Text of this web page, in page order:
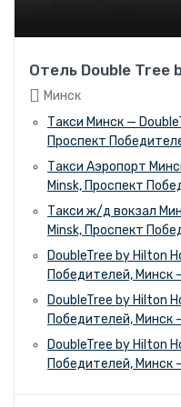
Отель Double Tree
Минск
Такси Минск —
Проспект
Такси Аэропорт
Minsk, Проспект
Такси ж/д вокзал
Minsk, Проспект
DoubleTree by Hilton
Победителей, Минск
DoubleTree by Hilton
Победителей, Минск
DoubleTree by Hilton
Победителей, Минск